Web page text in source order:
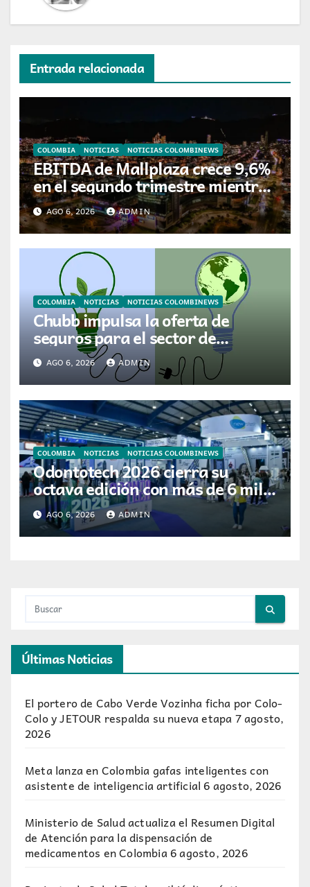
Entrada relacionada
COLOMBIA NOTICIAS NOTICIAS COLOMBINEWS
EBITDA de Mallplaza crece 9,6%
en el segundo trimestre mientras
avanza en su plan de crecimiento
en Colombia
AGO 6, 2026 ADMIN
COLOMBIA NOTICIAS NOTICIAS COLOMBINEWS
Chubb impulsa la oferta de
seguros para el sector de
energías renovables en América
Latina
AGO 6, 2026 ADMIN
COLOMBIA NOTICIAS NOTICIAS COLOMBINEWS
Odontotech 2026 cierra su
octava edición con más de 6 mil
visitantes
AGO 6, 2026 ADMIN
Últimas Noticias
El portero de Cabo Verde Vozinha ficha por Colo-
Colo y JETOUR respalda su nueva etapa7 agosto,
2026
Meta lanza en Colombia gafas inteligentes con
asistente de inteligencia artificial 6 agosto, 2026
Ministerio de Salud actualiza el Resumen Digital
de Atención para la dispensación de
medicamentos en Colombia6 agosto, 2026